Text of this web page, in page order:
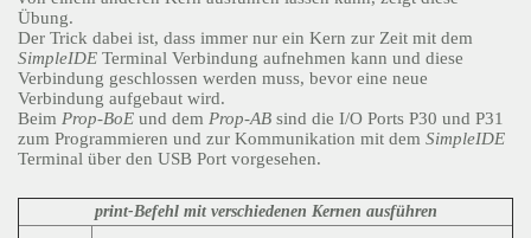
Übung.
Der Trick dabei ist, dass immer nur ein Kern zur Zeit mit dem
SimpleIDE Terminal Verbindung aufnehmen kann und diese
Verbindung geschlossen werden muss, bevor eine neue
Verbindung aufgebaut wird.
Beim Prop-BoE und dem Prop-AB sind die I/O Ports P30 und P31
zum Programmieren und zur Kommunikation mit dem SimpleIDE
Terminal über den USB Port vorgesehen.
print-Befehl mit verschiedenen Kernen ausführen